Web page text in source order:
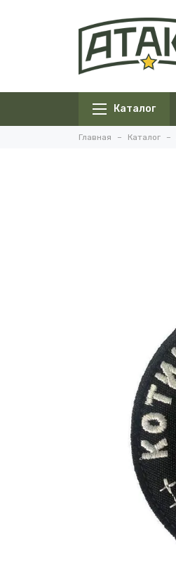
Каталог
Главная Каталог